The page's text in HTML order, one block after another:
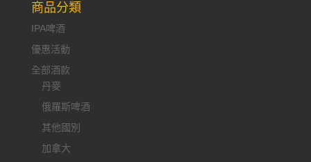
商品分類
IPA啤酒
優惠活動
全部酒款
丹麥
俄羅斯啤酒
其他國別
加拿大